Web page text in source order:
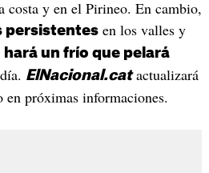
costa y en el Pirineo. En cambio,
persistentesen los valles y
hará un frío que pelará
ElNacional.catactualizará
próximas informaciones.